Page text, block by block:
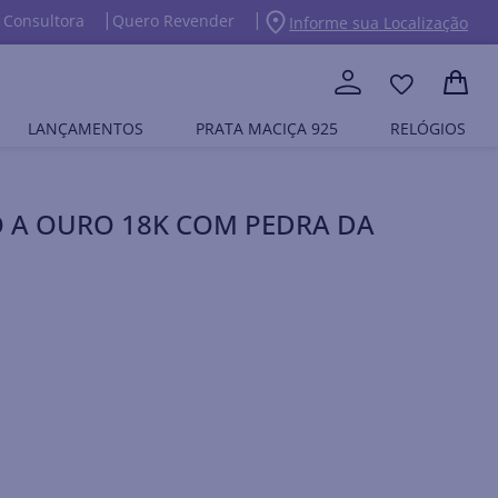
Consultora Quero Revender Informe sua Localização
LANÇAMENTOS PRATA MACIÇA 925 RELÓGIOS
OURO 18K COM PEDRA DA